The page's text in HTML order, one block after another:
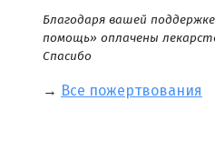
Благодаря вашей
помощь» оплачены
Спасибо
→ Все пожертвования